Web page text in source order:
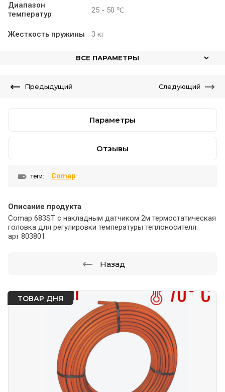
ТОВАР ДНЯ
Диапазон
температур
25 - 50 ℃
Жесткость пружины 3 кг
ВСЕ ПАРАМЕТРЫ
Предыдущий Следующий
Параметры
Отзывы
теги: Comap
Описание продукта
Comap 683ST с накладным датчиком 2м термостатическая
головка для регулировки температуры теплоносителя.
арт 803801
Назад